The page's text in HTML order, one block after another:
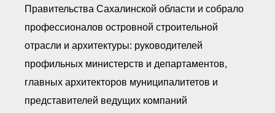
Правительства Сахалинской области и собрало
профессионалов островной строительной
отрасли и архитектуры: руководителей
профильных министерств и департаментов,
главных архитекторов муниципалитетов и
представителей ведущих компаний